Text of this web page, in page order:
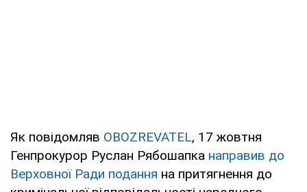
Як повідомляв OBOZREVATEL, 17 жовтня
Генпрокурор Руслан Рябошапка направив до
Верховної Ради подання на притягнення до